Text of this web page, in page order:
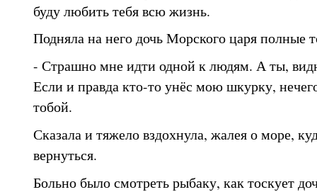
буду любить тебя всю жизнь.
Подняла на него дочь Морского царя полные
- Страшно мне идти одной к людям. А ты,
Если и правда кто-то унёс мою шкурку,
тобой.
Сказала и тяжело вздохнула, жалея о море,
вернуться.
Больно было смотреть рыбаку, как тоскует